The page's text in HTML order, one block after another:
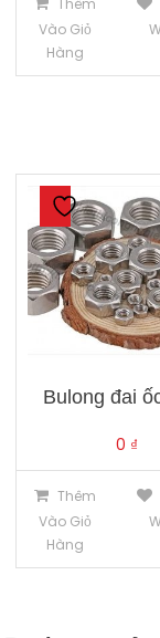
Thêm
Vào Giỏ
Hàng
Bulong đai
0 ₫
Thêm
Vào Giỏ
Hàng